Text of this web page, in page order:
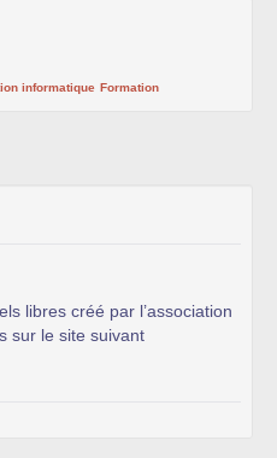
informatique Formation
libres créé par l’association
sur le site suivant